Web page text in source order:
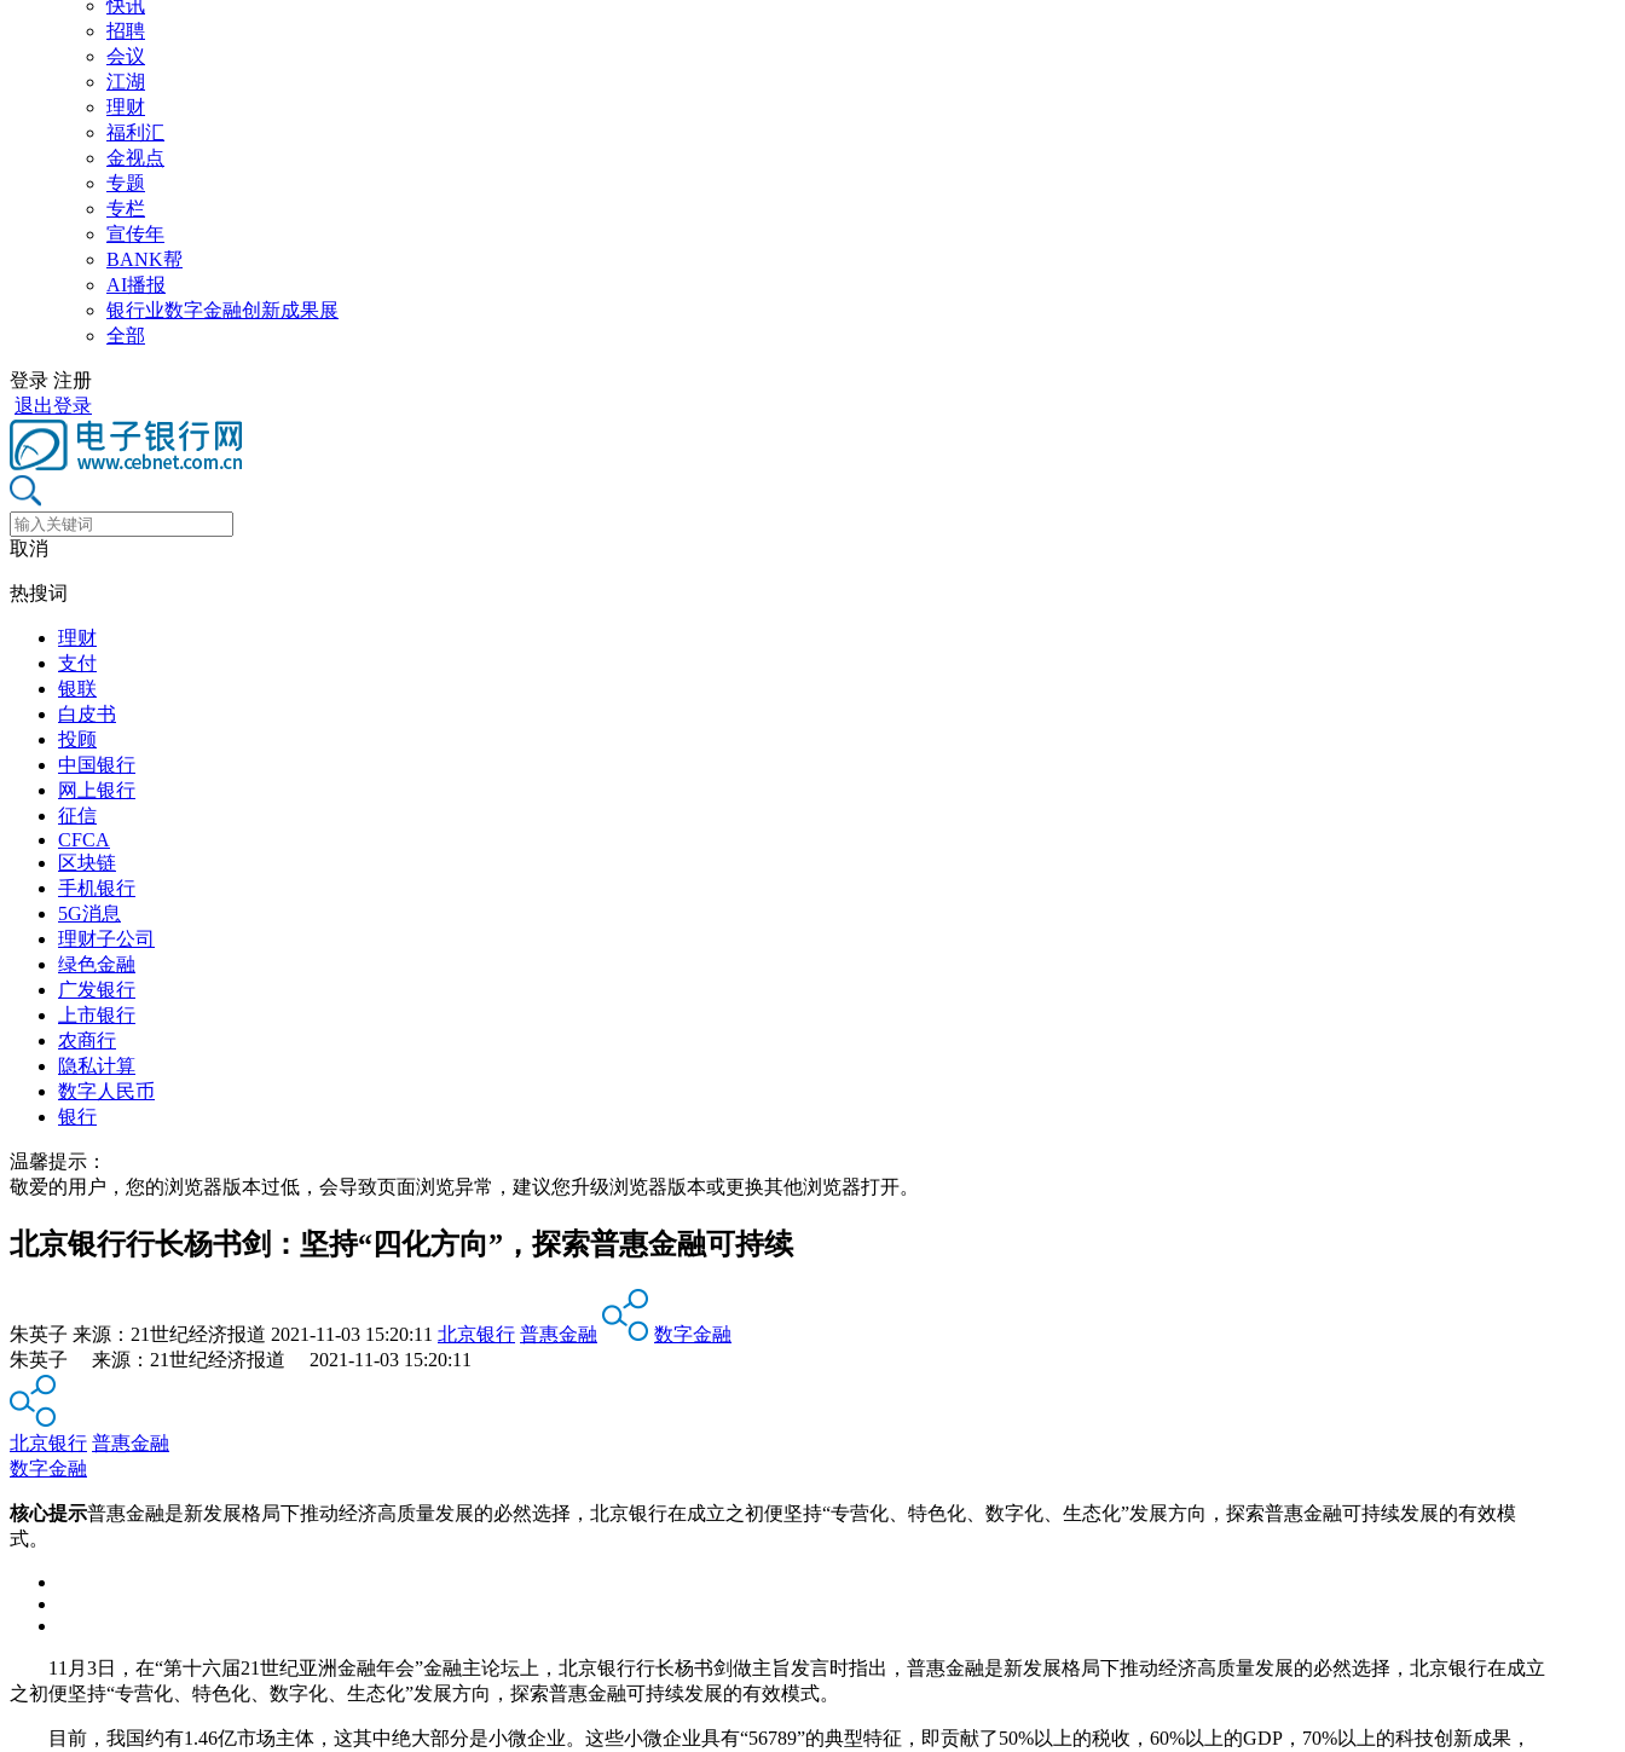
快讯
招聘
会议
江湖
理财
福利汇
金视点
专题
专栏
宣传年
BANK帮
AI播报
银行业数字金融创新成果展
全部
登录 注册
退出登录
取消
热搜词
理财
支付
银联
白皮书
投顾
中国银行
网上银行
征信
CFCA
区块链
手机银行
5G消息
理财子公司
绿色金融
广发银行
上市银行
农商行
隐私计算
数字人民币
银行
温馨提示：
敬爱的用户，您的浏览器版本过低，会导致页面浏览异常，建议您升级浏览器版本或更换其他浏览器打开。
北京银行行长杨书剑：坚持“四化方向”，探索普惠金融可持续
朱英子 来源： 21世纪经济报道 2021-11-03 15:20:11 北京银行 普惠金融
数字金融
朱英子 来源：21世纪经济报道 2021-11-03 15:20:11
北京银行 普惠金融
数字金融
核心提示普惠金融是新发展格局下推动经济高质量发展的必然选择，北京银行在成立之初便坚持“专营化、特色化、数字化、生态化”发展方向，探索普惠金融可持续发展的有效模
式。
11月3日，在“第十六届21世纪亚洲金融年会”金融主论坛上，北京银行行长杨书剑做主旨发言时指出，普惠金融是新发展格局下推动经济高质量发展的必然选择，北京银行在成立
之初便坚持“专营化、特色化、数字化、生态化”发展方向，探索普惠金融可持续发展的有效模式。
目前，我国约有1.46亿市场主体，这其中绝大部分是小微企业。这些小微企业具有“56789”的典型特征，即贡献了50%以上的税收，60%以上的GDP，70%以上的科技创新成果，